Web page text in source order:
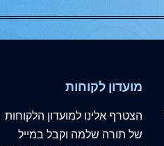
מועדון לקוחות
הצטרף אלינו למועדון הלקוחות
של תורה שלמה וקבל במייל